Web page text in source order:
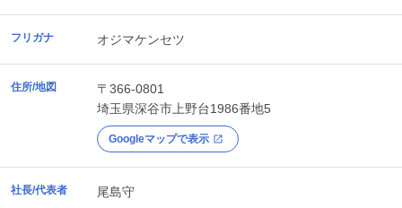
フリガナ オジマケンセツ
住所/地図
〒366-0801
埼玉県深谷市 上野台1986番地5
Googleマップで表示
社長/代表者 尾島守